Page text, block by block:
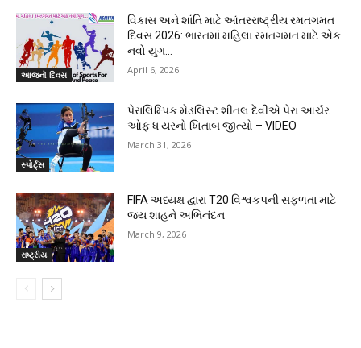
આજનો દિવસ
વિકાસ અને શાંતિ માટે આંતરરાષ્ટ્રીય રમતગમત
દિવસ 2026: ભારતમાં મહિલા રમતગમત માટે એક
નવો યુગ…
April 6, 2026
સ્પોર્ટ્સ
પેરાલિમ્પિક મેડલિસ્ટ શીતલ દેવીએ પેરા આર્ચર
ઓફ ધ યરનો ખિતાબ જીત્યો – VIDEO
March 31, 2026
રાષ્ટ્રીય
FIFA અધ્યક્ષ દ્વારા T20 વિશ્વકપની સફળતા માટે
જય શાહને અભિનંદન
March 9, 2026